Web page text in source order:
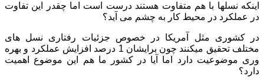
اینکه نسلها با هم متفاوت هستند درست است اما چقدر این تفاوت
در عملکرد در محیط کار به چشم می آید؟
در کشوری مثل آمریکا در خصوص جزئیات رفتاری نسل های
مختلف تحقیق میکنند چون برایشان 1 درصد افزایش عملکرد و بهره
وری موضوعیت دارد اما آیا در کشور ما هم این موضوع اهمیت
دارد؟